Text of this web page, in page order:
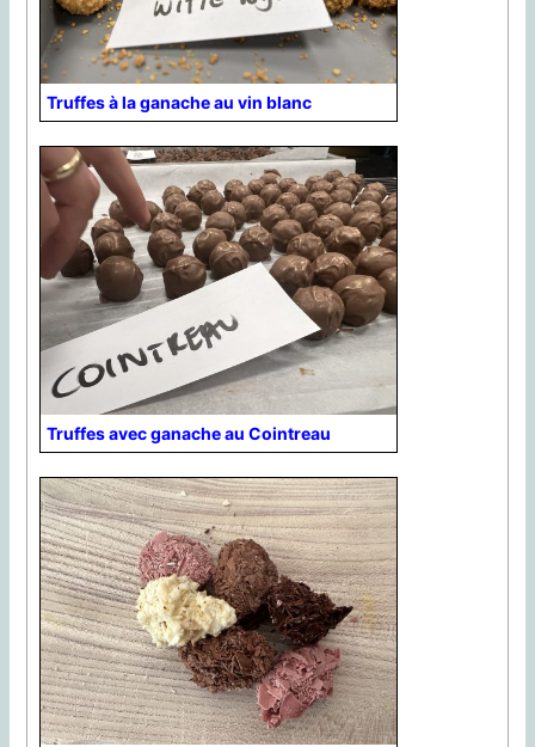
Truffes à la ganache au vin blanc
Truffes avec ganache au Cointreau